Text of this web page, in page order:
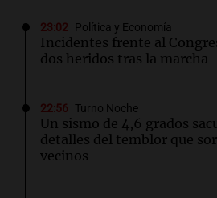
23:02 Política y Economía
Incidentes frente al
dos heridos tras la marcha
22:56 Turno Noche
Un sismo de 4,6 grados
detalles del temblor que
vecinos